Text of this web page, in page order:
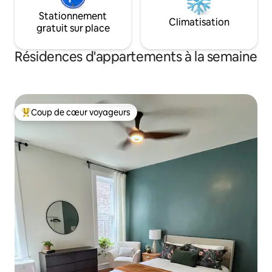
Stationnement
gratuit sur place
Climatisation
Résidences d'appartements à la semaine
Coups de cœur voyageurs les plus appréciés
Coup de cœur voyageurs